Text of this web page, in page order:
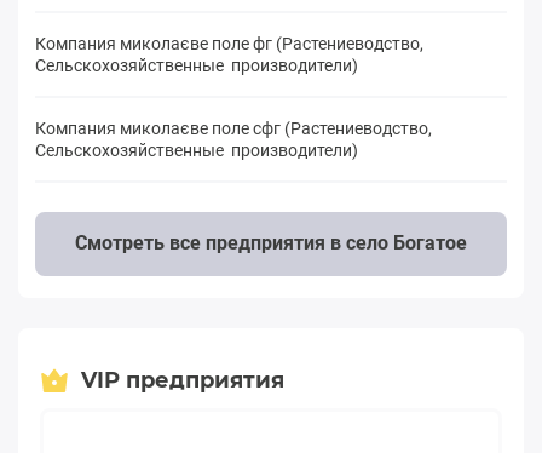
Компания миколаєве поле фг (Растениеводство,
Сельскохозяйственные производители)
Компания миколаєве поле cфг (Растениеводство,
Сельскохозяйственные производители)
Смотреть все предприятия в село Богатое
VIP предприятия